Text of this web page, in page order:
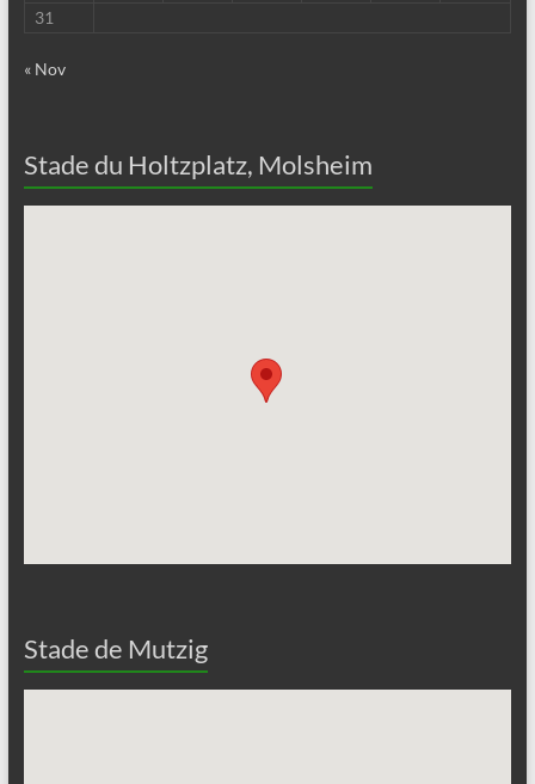
31
« Nov
Stade du Holtzplatz, Molsheim
Stade de Mutzig